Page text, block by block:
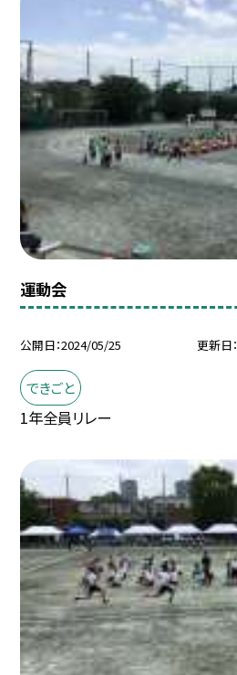
運動会
公開日 2024/05/25 更新日
できごと
1年全員リレー